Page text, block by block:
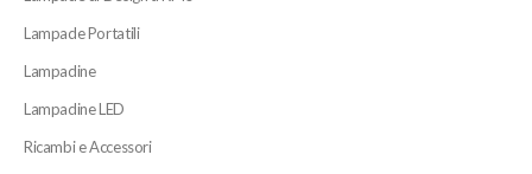
Lampade Portatili
Lampadine
Lampadine LED
Ricambi e Accessori